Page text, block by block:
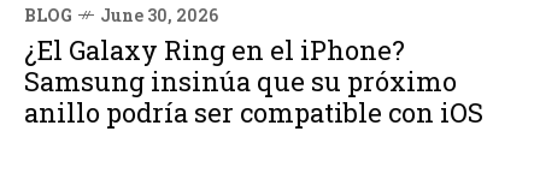
BLOG June 30, 2026
¿El Galaxy Ring en el iPhone?
Samsung insinúa que su próximo
anillo podría ser compatible con iOS